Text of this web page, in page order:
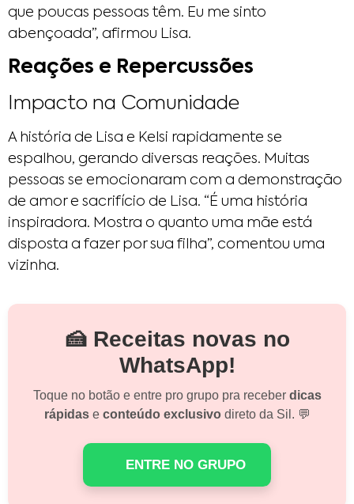
que poucas pessoas têm. Eu me sinto
abençoada”, afirmou Lisa.
Reações e Repercussões
Impacto na Comunidade
A história de Lisa e Kelsi rapidamente se
espalhou, gerando diversas reações. Muitas
pessoas se emocionaram com a demonstração
de amor e sacrifício de Lisa. “É uma história
inspiradora. Mostra o quanto uma mãe está
disposta a fazer por sua filha”, comentou uma
vizinha.
🍰 Receitas novas no
WhatsApp!
Toque no botão e entre pro grupo pra receber dicas
rápidase conteúdo exclusivodireto da Sil. 💬
ENTRE NO GRUPO